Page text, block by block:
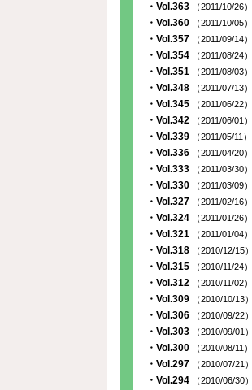
・Vol.363 （2011/10/26）
・Vol.360 （2011/10/05）
・Vol.357 （2011/09/14）
・Vol.354 （2011/08/24）
・Vol.351 （2011/08/03）
・Vol.348 （2011/07/13）
・Vol.345 （2011/06/22）
・Vol.342 （2011/06/01）
・Vol.339 （2011/05/11）
・Vol.336 （2011/04/20）
・Vol.333 （2011/03/30）
・Vol.330 （2011/03/09）
・Vol.327 （2011/02/16）
・Vol.324 （2011/01/26）
・Vol.321 （2011/01/04）
・Vol.318 （2010/12/15）
・Vol.315 （2010/11/24）
・Vol.312 （2010/11/02）
・Vol.309 （2010/10/13）
・Vol.306 （2010/09/22）
・Vol.303 （2010/09/01）
・Vol.300 （2010/08/11）
・Vol.297 （2010/07/21）
・Vol.294 （2010/06/30）